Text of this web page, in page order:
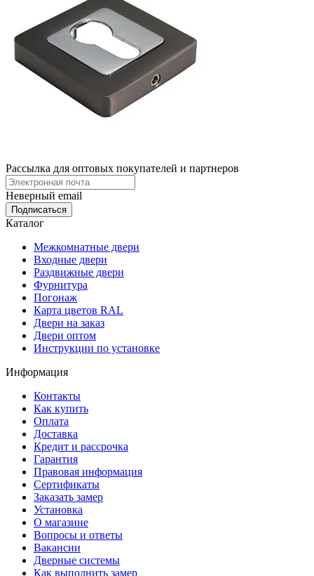
Рассылка для оптовых покупателей и партнеров
Неверный email
Каталог
Межкомнатные двери
Входные двери
Раздвижные двери
Фурнитура
Погонаж
Карта цветов RAL
Двери на заказ
Двери оптом
Инструкции по установке
Информация
Контакты
Как купить
Оплата
Доставка
Кредит и рассрочка
Гарантия
Правовая информация
Сертификаты
Заказать замер
Установка
О магазине
Вопросы и ответы
Вакансии
Дверные системы
Как выполнить замер